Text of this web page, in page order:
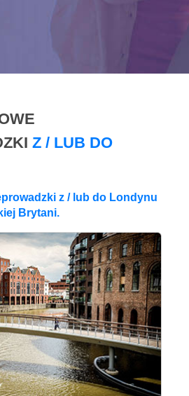
Z / LUB DO
z / lub do Londynu
Brytani.